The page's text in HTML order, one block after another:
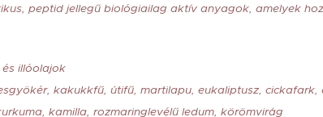
peptid jellegű biológiailag aktív anyagok, amelyek
illóolajok
kakukkfű, útifű, martilapu, eukaliptusz,
kamilla, rozmaringlevélű ledum, körömvirág